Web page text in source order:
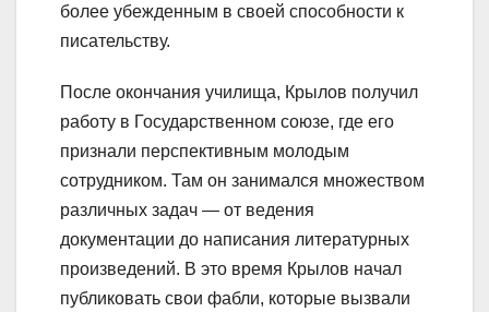
более убежденным в своей способности к
писательству.
После окончания училища, Крылов получил
работу в Государственном союзе, где его
признали перспективным молодым
сотрудником. Там он занимался множеством
различных задач — от ведения
документации до написания литературных
произведений. В это время Крылов начал
публиковать свои фабли, которые вызвали